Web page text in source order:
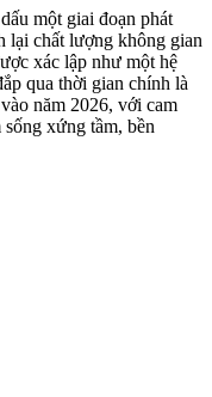
một giai đoạn phát
lại chất lượng không gian
xác lập như một hệ
qua thời gian chính là
năm 2026, với cam
xứng tầm, bền